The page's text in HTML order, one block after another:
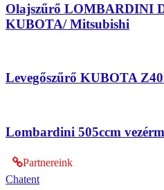
Olajszűrő LOMBARDINI
KUBOTA/ Mitsubishi
Levegőszűrő KUBOTA
Lombardini 505ccm
Partnereink
Chatent